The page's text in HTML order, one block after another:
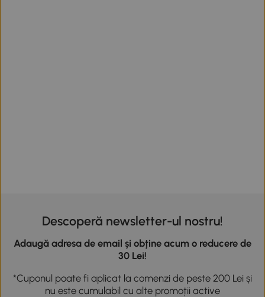
Descoperă newsletter-ul nostru!
Adaugă adresa de email și obține acum o reducere de
30 Lei!
*Cuponul poate fi aplicat la comenzi de peste 200 Lei și
nu este cumulabil cu alte promoții active